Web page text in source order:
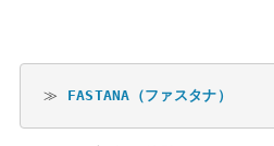
≫ FASTANA（ファスタナ）